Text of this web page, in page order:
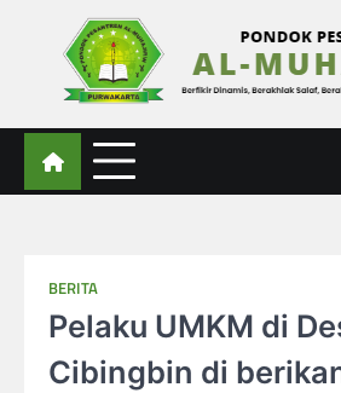
Al-Muhajirin
Berpikir Dinamis – Berakhlak Salaf –
BERITA
Pelaku UMKM di
Cibingbin di